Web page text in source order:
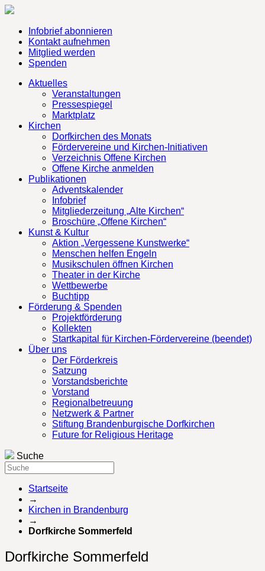
Infobrief abonnieren
Kontakt aufnehmen
Mitglied werden
Spenden
Aktuelles
Veranstaltungen
Pressespiegel
Marktplatz
Kirchen
Dorfkirchen des Monats
Fördervereine und Kirchen-Initiativen
Verzeichnis Offene Kirchen
Offene Kirche anmelden
Publikationen
Adventskalender
Infobrief
Mitgliederzeitung „Alte Kirchen“
Broschüre „Offene Kirchen“
Kunst & Kultur
Aktion „Vergessene Kunstwerke“
Menschen helfen Engeln
Musikschulen öffnen Kirchen
Theater in der Kirche
Wettbewerbe
Buchtipp
Förderung & Spenden
Projektförderung
Kollekten
Startkapital für Kirchen-Fördervereine (beendet)
Über uns
Der Förderkreis
Satzung
Vorstandsberichte
Vorstand
Regionalbetreuung
Netzwerk & Partner
Stiftung Brandenburgische Dorfkirchen
Future for Religious Heritage
Suche
Startseite
→
Kirchen in Brandenburg
→
Dorfkirche Sommerfeld
Dorfkirche Sommerfeld